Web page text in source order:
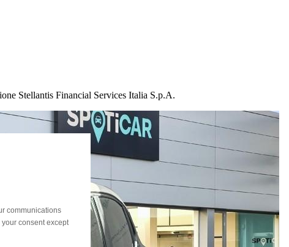
Stellantis Financial Services Italia S.p.A.
communications
consent except